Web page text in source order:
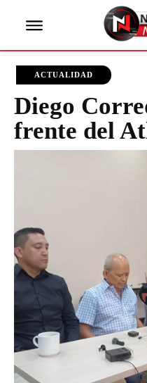
ACTUALIDAD
Diego
frente del